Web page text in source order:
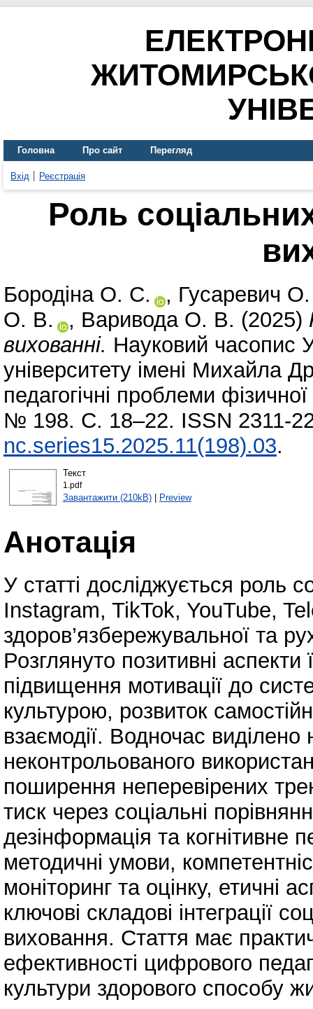
Головна Про сайт Перегляд
Вхід Реєстрація
Роль
Бородіна О. С. , Гусаревич
О. В.
, Варивода О. В. (2025)
вихованні. Науковий часопис
університету імені Михайла
педагогічні проблеми
№ 198. С. 18–22. ISSN 2311-
nc.series15.2025.11(198).03.
Текст
1.pdf
Завантажити (210kB)| Preview
Анотація
У статті досліджується роль
Instagram, TikTok, YouTube,
здоров’язбережувальної та
Розглянуто позитивні
підвищення мотивації до
культурою, розвиток
взаємодії. Водночас виділено
неконтрольованого
поширення неперевірених
тиск через соціальні
дезінформація та когнітивне
методичні умови,
моніторинг та оцінку, етичні
ключові складові інтеграції
виховання. Стаття має
ефективності цифрового
культури здорового способу